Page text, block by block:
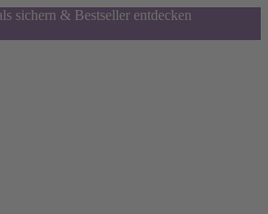
sichern & Bestseller entdecken